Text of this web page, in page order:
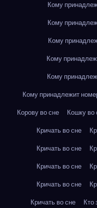
Кому
Кому
Кому
Кому
Кому
Кому принадлежит
Корову во сне
Кошку во
Кричать во сне
Кричать во сне
Кричать во сне
Кричать во сне
Кричать во сне
Кто